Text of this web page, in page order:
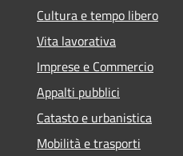
Cultura e tempo libero
Vita lavorativa
Imprese e Commercio
Appalti pubblici
Catasto e urbanistica
Mobilità e trasporti